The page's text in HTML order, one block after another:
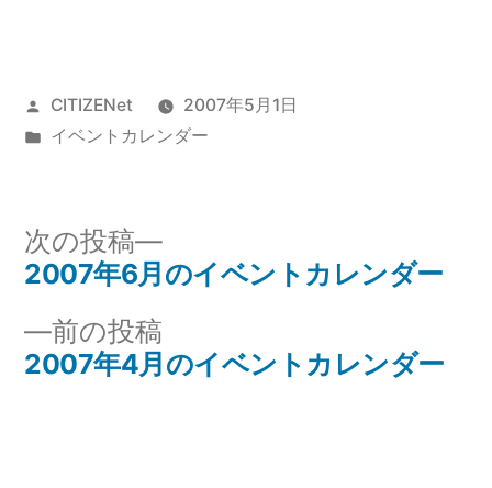
投
稿
CITIZENet
2007年5月1日
カ
ー:
イベントカレンダー
投
稿 前の投稿
の
2007年4月のイベントカレンダー
次の投稿
次
の
2007年6月のイベントカレンダー